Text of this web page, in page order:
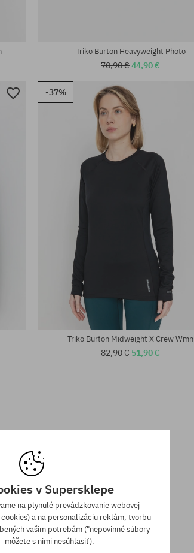
Dostupné veľkosti:
Triko Burton Heavyweight Photo
70,90 €44,90 €
-37%
Triko Burton Midweight X Crew Wmn
82,90 € 51,90 €
v Supersklepe
na plynulé prevádzkovanie webovej
a na personalizáciu reklám, tvorbu
vašim potrebám ("nepovinné súbory
môžete s nimi nesúhlasiť).